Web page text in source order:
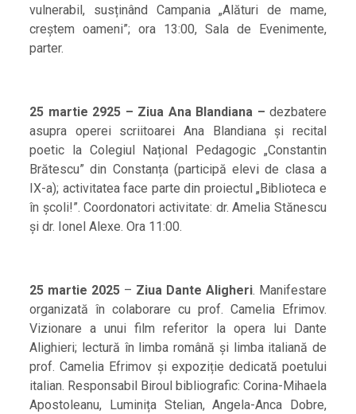
vulnerabil, susținând Campania „Alături de mame,
creștem oameni”; ora 13:00, Sala de Evenimente,
parter.
25 martie 2925 – Ziua Ana Blandiana – dezbatere
asupra operei scriitoarei Ana Blandiana și recital
poetic la Colegiul Național Pedagogic „Constantin
Brătescu” din Constanța (participă elevi de clasa a
IX-a); activitatea face parte din proiectul „Biblioteca e
în școli!”. Coordonatori activitate: dr. Amelia Stănescu
și dr. Ionel Alexe. Ora 11:00.
25 martie 2025 – Ziua Dante Aligheri. Manifestare
organizată în colaborare cu prof. Camelia Efrimov.
Vizionare a unui film referitor la opera lui Dante
Alighieri; lectură în limba română și limba italiană de
prof. Camelia Efrimov și expoziție dedicată poetului
italian. Responsabil Biroul bibliografic: Corina-Mihaela
Apostoleanu, Luminița Stelian, Angela-Anca Dobre,